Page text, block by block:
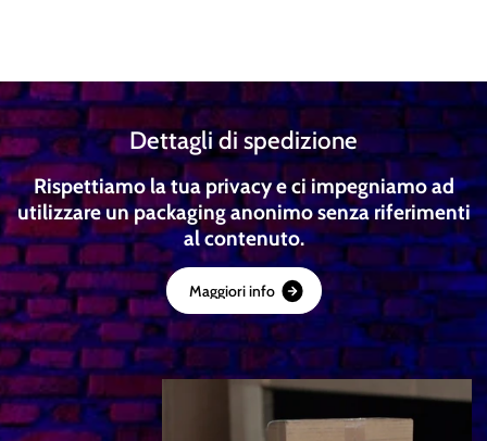
Dettagli di spedizione
Rispettiamo la tua privacy e ci impegniamo ad
utilizzare un packaging anonimo senza riferimenti
al contenuto.
Maggioriinfo